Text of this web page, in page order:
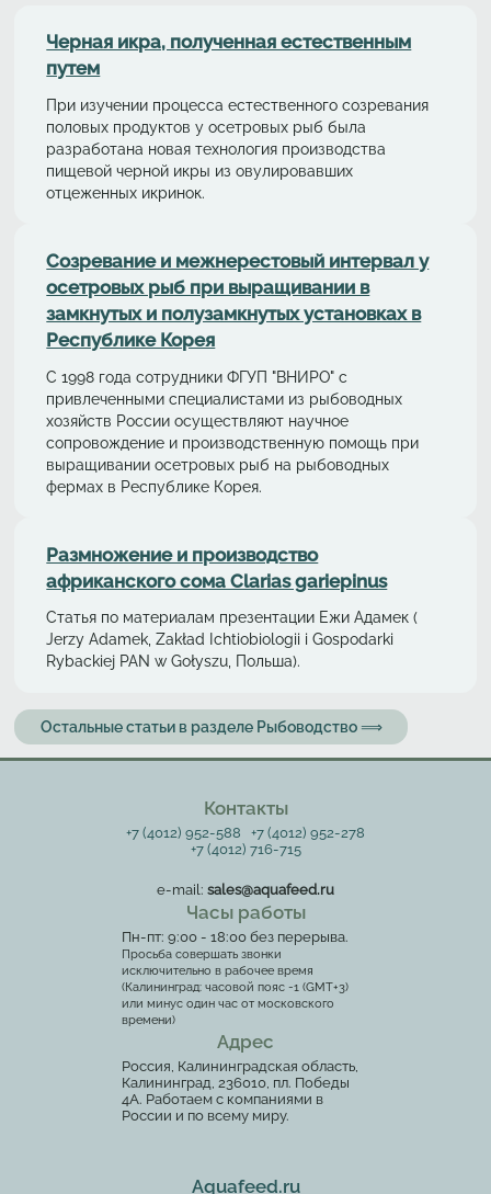
Черная икра, полученная естественным
путем
При изучении процесса естественного созревания
половых продуктов у осетровых рыб была
разработана новая технология производства
пищевой черной икры из овулировавших
отцеженных икринок.
Cозревание и межнерестовый интервал у
осетровых рыб при выращивании в
замкнутых и полузамкнутых установках в
Республике Корея
С 1998 года сотрудники ФГУП "ВНИРО" с
привлеченными специалистами из рыбоводных
хозяйств России осуществляют научное
сопровождение и производственную помощь при
выращивании осетровых рыб на рыбоводных
фермах в Республике Корея.
Размножение и производство
африканского сома Clarias gariepinus
Статья по материалам презентации Ежи Адамек (
Jerzy Adamek, Zakład Ichtiobiologii i Gospodarki
Rybackiej PAN w Gołyszu, Польша).
Остальные статьи в разделе Рыбоводство ⟹
Контакты
+7 (4012) 952-588
+7 (4012) 952-278
+7 (4012) 716-715
e-mail: sales@aquafeed.ru
Часы работы
Пн-пт: 9:00 - 18:00 без перерыва.
Просьба совершать звонки
исключительно в рабочее время
(Калининград: часовой пояс -1 (GMT+3)
или минус один час от московского
времени)
Адрес
Россия, Калининградская область,
Калининград, 236010, пл. Победы
4А. Работаем с компаниями в
России и по всему миру.
Aquafeed.ru